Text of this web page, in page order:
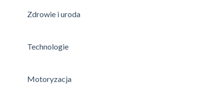
Zdrowie i uroda
Technologie
Motoryzacja